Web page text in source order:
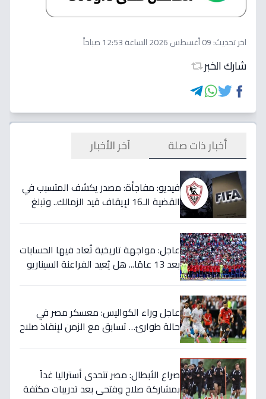
اخر تحديث:09 أغسطس 2026 الساعة 12:53 صباحاً
شارك الخبر
أخبار ذات صلة آخر الأخبار
فيديو: مفاجأة: مصدر يكشف المتسبب في
القضية الـ16 لإيقاف قيد الزمالك.. وتبلغ
عاجل: مواجهة تاريخية تُعاد فيها الحسابات
بعد 13 عامًا... هل يُعيد الفراعنة السيناريو
عاجل وراء الكواليس: معسكر مصر في
حالة طوارئ… تسابق مع الزمن لإنقاذ صلاح
صراع الأبطال: مصر تتحدى أستراليا غداً
بمشاركة صلاح وفتحي بعد تدريبات مكثفة